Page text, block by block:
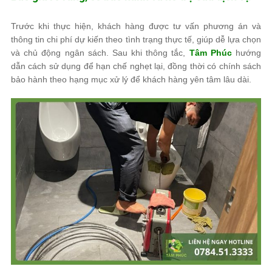
Trước khi thực hiện, khách hàng được tư vấn phương án và
thông tin chi phí dự kiến theo tình trạng thực tế, giúp dễ lựa chọn
và chủ động ngân sách. Sau khi thông tắc, Tâm Phúchướng
dẫn cách sử dụng để hạn chế nghẹt lại, đồng thời có chính sách
bảo hành theo hạng mục xử lý để khách hàng yên tâm lâu dài.